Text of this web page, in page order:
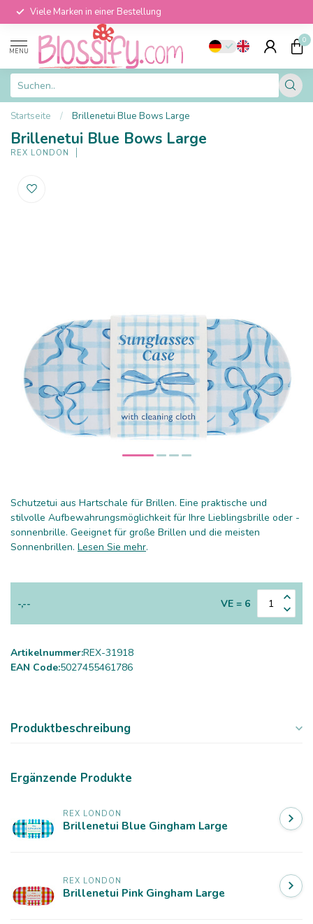
Viele Marken in einer Bestellung
MENU
0
Startseite / Brillenetui Blue Bows Large
Brillenetui Blue Bows Large
REX LONDON
Schutzetui aus Hartschale für Brillen. Eine praktische und
stilvolle Aufbewahrungsmöglichkeit für Ihre Lieblingsbrille oder -
sonnenbrille. Geeignet für große Brillen und die meisten
Sonnenbrillen. Lesen Sie mehr.
-,-- VE = 6
Artikelnummer:REX-31918
EAN Code:5027455461786
Produktbeschreibung
Ergänzende Produkte
REX LONDON
Brillenetui Blue Gingham Large
REX LONDON
Brillenetui Pink Gingham Large